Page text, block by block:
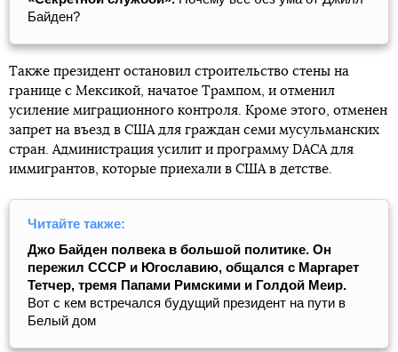
Байден?
Также президент остановил строительство стены на
границе с Мексикой, начатое Трампом, и отменил
усиление миграционного контроля. Кроме этого, отменен
запрет на въезд в США для граждан семи мусульманских
стран. Администрация усилит и программу DACA для
иммигрантов, которые приехали в США в детстве.
Читайте также:
Джо Байден полвека в большой политике. Он
пережил СССР и Югославию, общался с Маргарет
Тетчер, тремя Папами Римскими и Голдой Меир.
Вот с кем встречался будущий президент на пути в
Белый дом